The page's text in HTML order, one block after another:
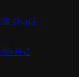
를 만나다
) 참가